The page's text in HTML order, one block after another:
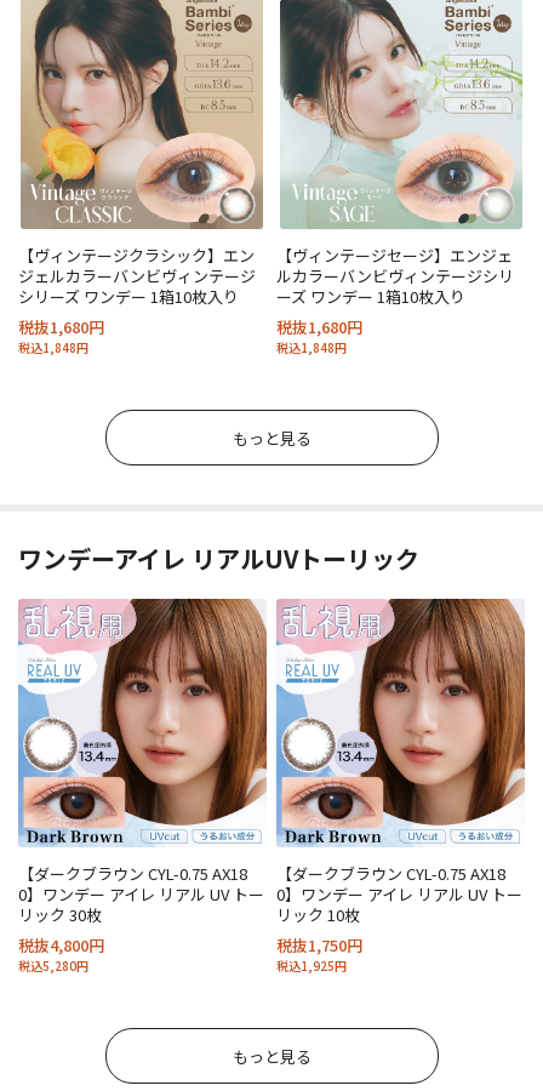
【ヴィンテージクラシック】エン
ジェルカラーバンビヴィンテージ
シリーズ ワンデー 1箱10枚入り
税抜1,680円
税込1,848円
【ヴィンテージセージ】エンジェ
ルカラーバンビヴィンテージシリ
ーズ ワンデー 1箱10枚入り
税抜1,680円
税込1,848円
もっと見る
ワンデーアイレ リアルUVトーリック
【ダークブラウン CYL-0.75 AX18
0】ワンデー アイレ リアル UV トー
リック 30枚
税抜4,800円
税込5,280円
【ダークブラウン CYL-0.75 AX18
0】ワンデー アイレ リアル UV トー
リック 10枚
税抜1,750円
税込1,925円
もっと見る